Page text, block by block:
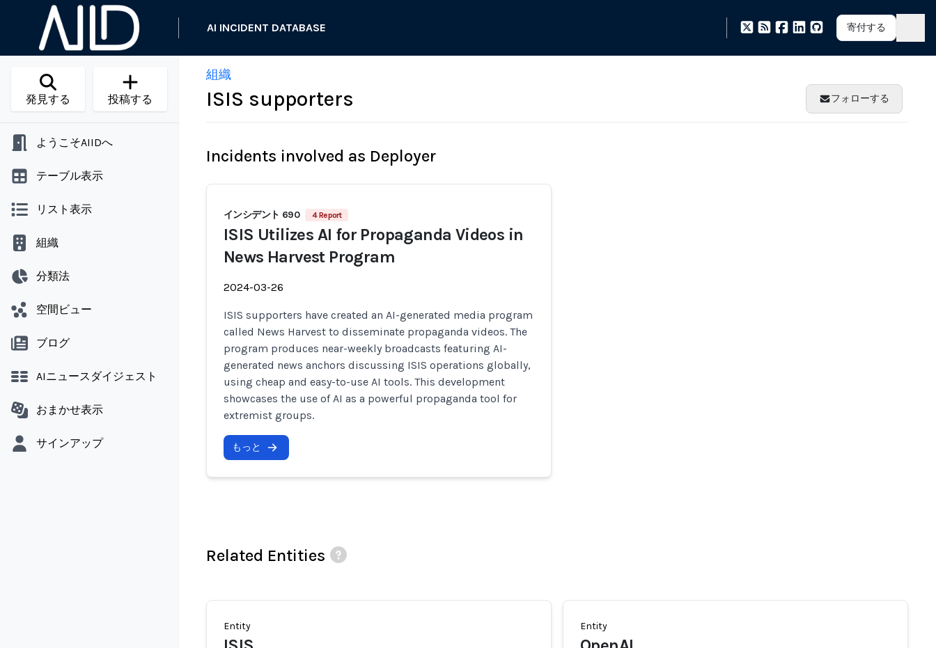
AI INCIDENT DATABASE 寄付する
発見する 投稿する
ようこそAIIDへ
テーブル表示
リスト表示
組織
分類法
空間ビュー
ブログ
AIニュースダイジェスト
おまかせ表示
サインアップ
組織
ISIS supporters フォローする
Incidents involved as Deployer
インシデント 690 4 Report
ISIS Utilizes AI for Propaganda Videos in
News Harvest Program
2024-03-26
ISIS supporters have created an AI-generated media program
called News Harvest to disseminate propaganda videos. The
program produces near-weekly broadcasts featuring AI-
generated news anchors discussing ISIS operations globally,
using cheap and easy-to-use AI tools. This development
showcases the use of AI as a powerful propaganda tool for
extremist groups.
もっと
Related Entities
Entity Entity